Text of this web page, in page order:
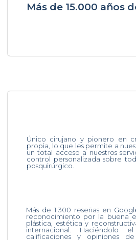
Más de 15.000 años
Único cirujano y pionero en
propia, lo que les permite a
un total acceso a nuestros
control personalizada sobre
posquirúrgico.
Más de 1.300 reseñas en
reconocimiento por la buena
plástica, estética y
internacional. Haciéndolo
calificaciones y opiniones